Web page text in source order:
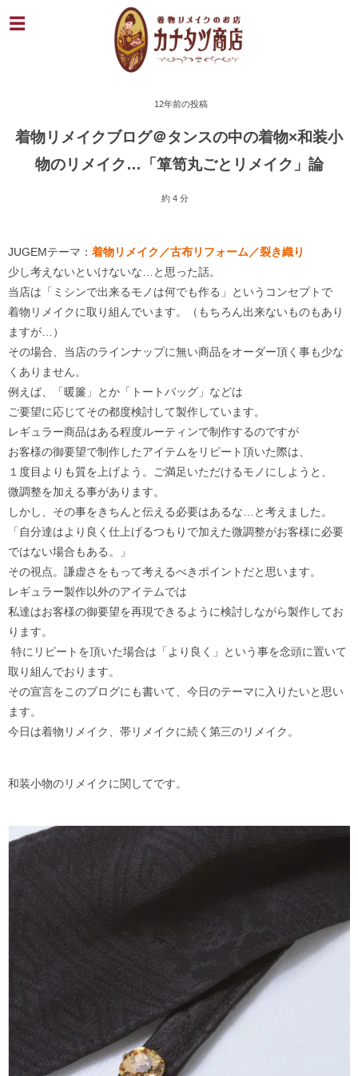
12年前の投稿
着物リメイクブログ＠タンスの中の着物×和装小
物のリメイク…「箪笥丸ごとリメイク」論
約 4 分
JUGEMテーマ： 着物リメイク／古布リフォーム／裂き織り
少し考えないといけないな…と思った話。
当店は「ミシンで出来るモノは何でも作る」というコンセプトで
着物リメイクに取り組んでいます。（もちろん出来ないものもあり
ますが…）
その場合、当店のラインナップに無い商品をオーダー頂く事も少な
くありません。
例えば、「暖簾」とか「トートバッグ」などは
ご要望に応じてその都度検討して製作しています。
レギュラー商品はある程度ルーティンで制作するのですが
お客様の御要望で制作したアイテムをリピート頂いた際は、
１度目よりも質を上げよう。ご満足いただけるモノにしようと、
微調整を加える事があります。
しかし、その事をきちんと伝える必要はあるな…と考えました。
「自分達はより良く仕上げるつもりで加えた微調整がお客様に必要
ではない場合もある。」
その視点。謙虚さをもって考えるべきポイントだと思います。
レギュラー製作以外のアイテムでは
私達はお客様の御要望を再現できるように検討しながら製作してお
ります。
特にリピートを頂いた場合は「より良く」という事を念頭に置いて
取り組んでおります。
その宣言をこのブログにも書いて、今日のテーマに入りたいと思い
ます。
今日は着物リメイク、帯リメイクに続く第三のリメイク。
和装小物のリメイクに関してです。